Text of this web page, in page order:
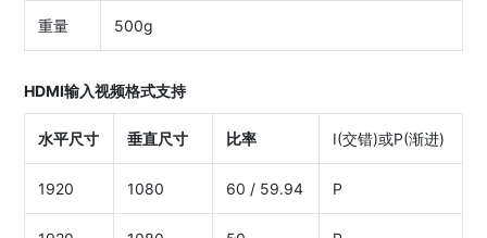
重量 500g
HDMI输入视频格式支持
水平尺寸 垂直尺寸 比率 I(交错)或P(渐进)
1920 1080 60 / 59.94 P